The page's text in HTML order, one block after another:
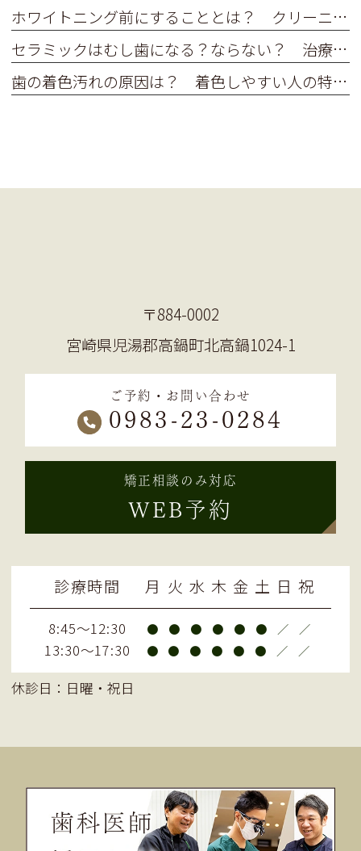
ホワイトニング前にすることとは？ クリーニングや歯みがきってするべき？
セラミックはむし歯になる？ならない？ 治療後のメンテナンスが大切な理由
歯の着色汚れの原因は？ 着色しやすい人の特徴ってあるの？
〒884-0002
宮崎県児湯郡高鍋町北高鍋1024-1
ご予約・お問い合わせ
0983-23-0284
矯正相談のみ対応
WEB予約
診療時間 月 火 水 木 金 土 日 祝
8:45～12:30 ● ● ● ● ● ● ／ ／
13:30～17:30 ● ● ● ● ● ● ／ ／
休診日：日曜・祝日